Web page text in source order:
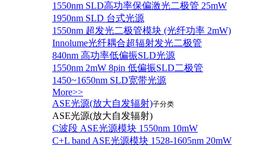
1550nm SLD高功率保偏激光二极管 25mW
1950nm SLD 台式光源
1550nm 超发光二极管模块 (光纤功率 2mW)
Innolume光纤耦合超辐射发光二极管
840nm 高功率低偏振SLD光源
1550nm 2mW 8pin 低偏振SLD二极管
1450~1650nm SLD宽带光源
More>>
ASE光源(放大自发辐射)子分类
ASE光源(放大自发辐射)
C波段 ASE光源模块 1550nm 10mW
C+L band ASE光源模块 1528-1605nm 20mW